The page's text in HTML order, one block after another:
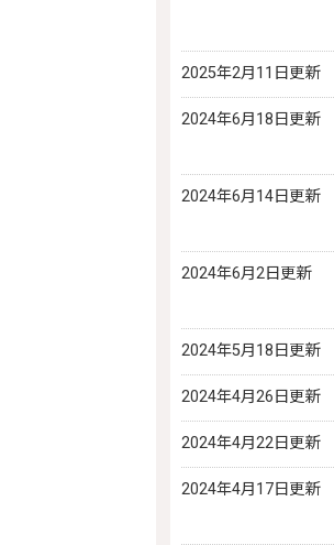
2025年2月11日更新
2024年6月18日更新
2024年6月14日更新
2024年6月2日更新
2024年5月18日更新
2024年4月26日更新
2024年4月22日更新
2024年4月17日更新